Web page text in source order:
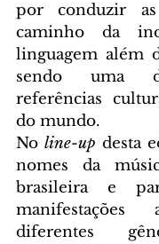
por conduzir
caminho da
linguagem além
sendo uma
referências
do mundo.
No line-up desta
nomes da
brasileira e
manifestações
diferentes